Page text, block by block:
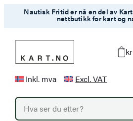
Nautisk Fritid er nå en del av
nettbutikk for kart og
Inkl. mva Excl. VAT
P
o